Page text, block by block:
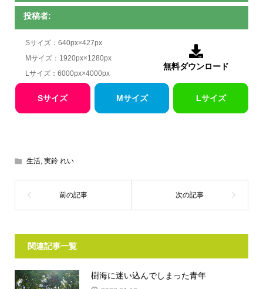
投稿者:
Sサイズ：640px×427px
Mサイズ：1920px×1280px
Lサイズ：6000px×4000px

無料ダウンロード
Sサイズ Mサイズ Lサイズ
生活, 実鈴 れい
関連記事一覧
樹海に迷い込んでしまった青年